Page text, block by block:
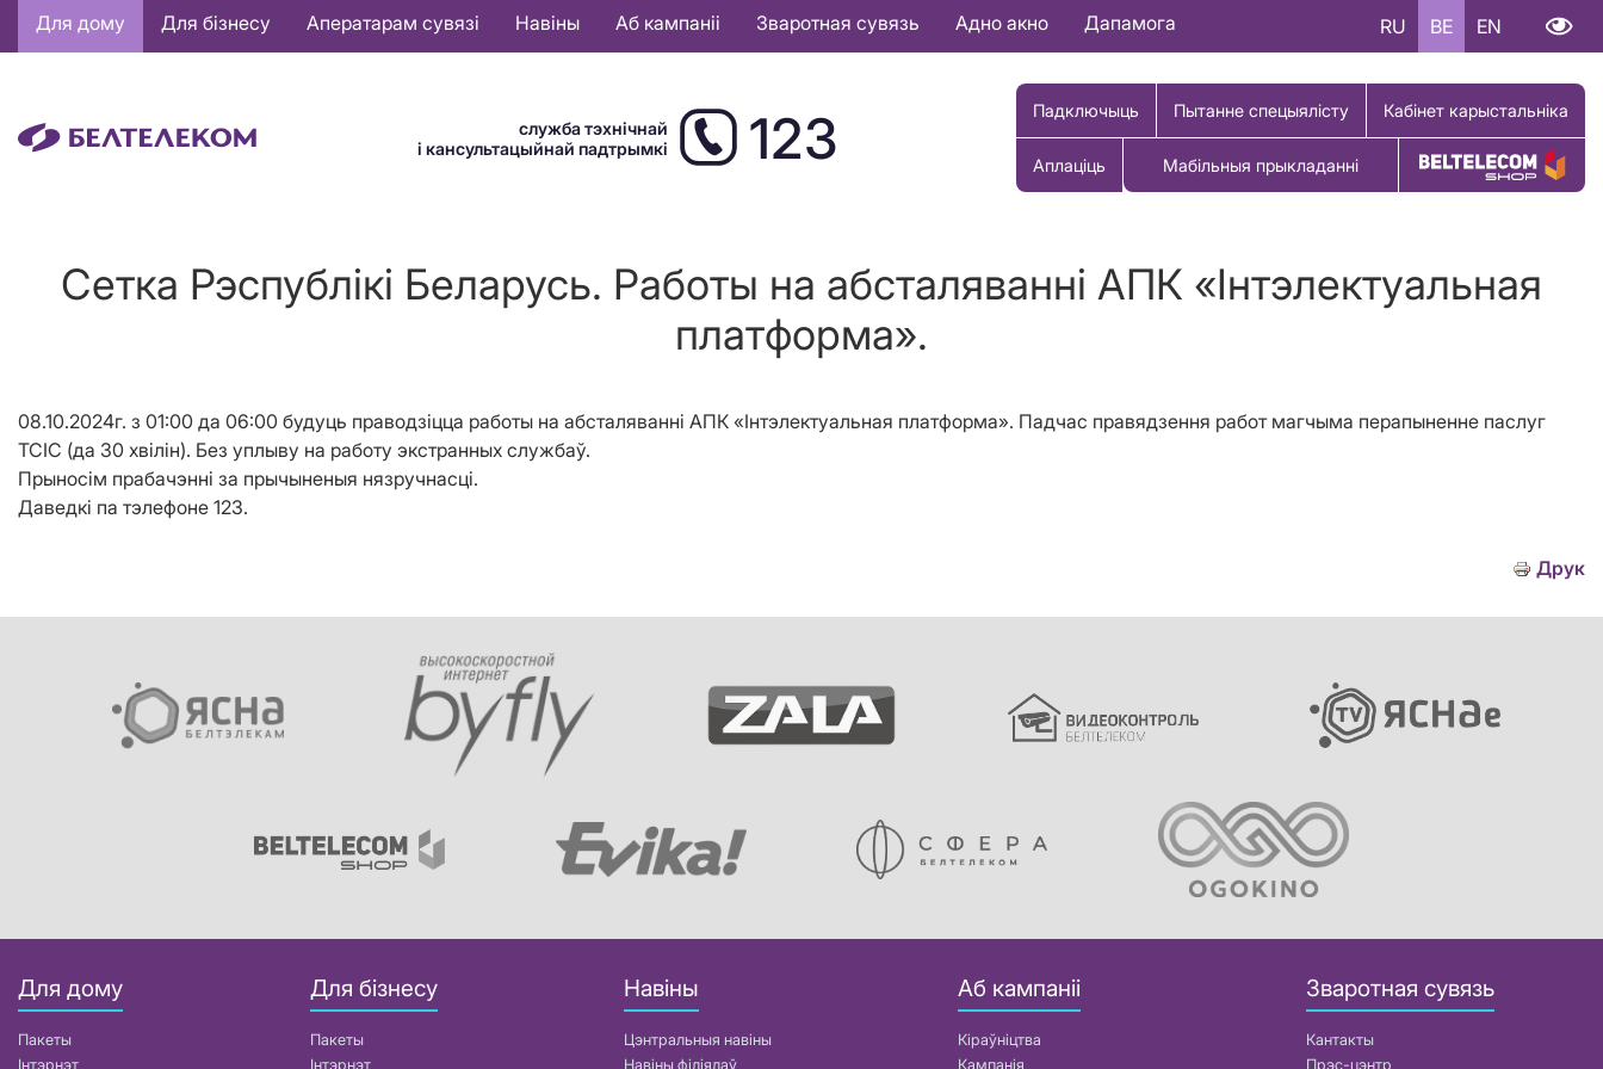
Основная
навигация
Для дому Для бізнесу Аператарам сувязі Навіны Аб кампаніі Зваротная сувязь Адно акно Дапамога RU BE EN
служба тэхнічнай
і кансультацыйнай падтрымкі
123 Падключыць Пытанне спецыялісту Кабінет карыстальніка
Аплаціць Мабільныя прыкладанні Купіць тавар
Сетка Рэспублікі Беларусь. Работы на абсталяванні АПК «Інтэлектуальная
платформа».
08.10.2024г. з 01:00 да 06:00 будуць праводзіцца работы на абсталяванні АПК «Інтэлектуальная платформа». Падчас правядзення работ магчыма перапыненне паслуг
ТСІС (да 30 хвілін). Без уплыву на работу экстранных службаў.
Прыносім прабачэнні за прычыненыя нязручнасці.
Даведкі па тэлефоне 123.
Друк
Для дому
Пакеты
Інтэрнэт
Для бізнесу
Пакеты
Інтэрнэт
Навіны
Цэнтральныя навіны
Навіны філіялаў
Аб кампаніі
Кіраўніцтва
Кампанія
Зваротная сувязь
Кантакты
Прэс-цэнтр